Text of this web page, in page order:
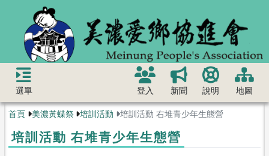
選單 登入 新聞 說明 地圖
首頁 美濃黃蝶祭 培訓活動 培訓活動 右堆青少年生態營
培訓活動 右堆青少年生態營